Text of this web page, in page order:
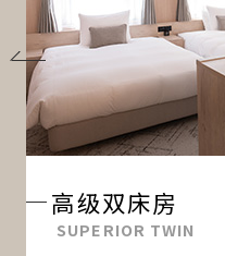
高级双床房
SUPERIOR TWIN